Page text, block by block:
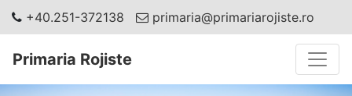
+40.251-372138 primaria@primariarojiste.ro
Primaria Rojiste